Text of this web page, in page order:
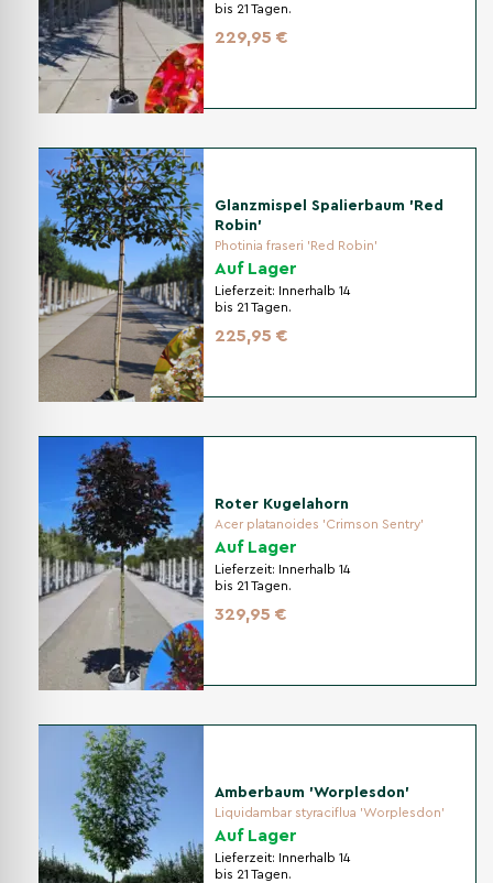
bis 21 Tagen.
229,95 €
Glanzmispel Spalierbaum 'Red
Robin'
Photinia fraseri 'Red Robin'
Auf Lager
Lieferzeit:
Innerhalb 14
bis 21 Tagen.
225,95 €
Roter Kugelahorn
Acer platanoides 'Crimson Sentry'
Auf Lager
Lieferzeit:
Innerhalb 14
bis 21 Tagen.
329,95 €
Amberbaum 'Worplesdon'
Liquidambar styraciflua 'Worplesdon'
Auf Lager
Lieferzeit:
Innerhalb 14
bis 21 Tagen.